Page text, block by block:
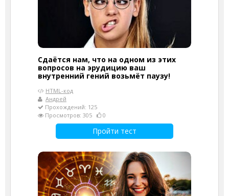
Сдаётся нам, что на одном из этих
вопросов на эрудицию ваш
внутренний гений возьмёт паузу!
HTML-код
Андрей
Прохождений: 125
Просмотров: 305
0
Пройти тест